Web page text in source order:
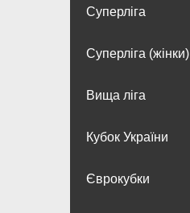
Суперліга
Суперліга (жінки)
Вища лiга
Кубок України
Єврокубки